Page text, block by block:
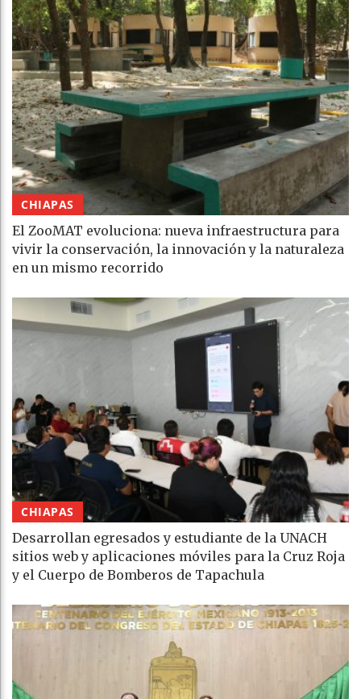
CHIAPAS
El ZooMAT evoluciona: nueva infraestructura para
vivir la conservación, la innovación y la naturaleza
en un mismo recorrido
CHIAPAS
Desarrollan egresados y estudiante de la UNACH
sitios web y aplicaciones móviles para la Cruz Roja
y el Cuerpo de Bomberos de Tapachula